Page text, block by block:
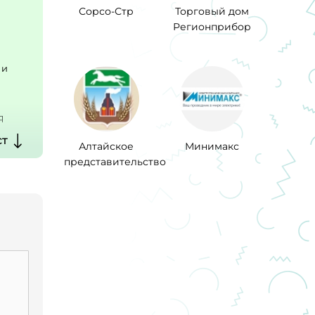
Сорсо-Стр
Торговый дом
Регионприбор
Алтайское
представительство
Минимакс